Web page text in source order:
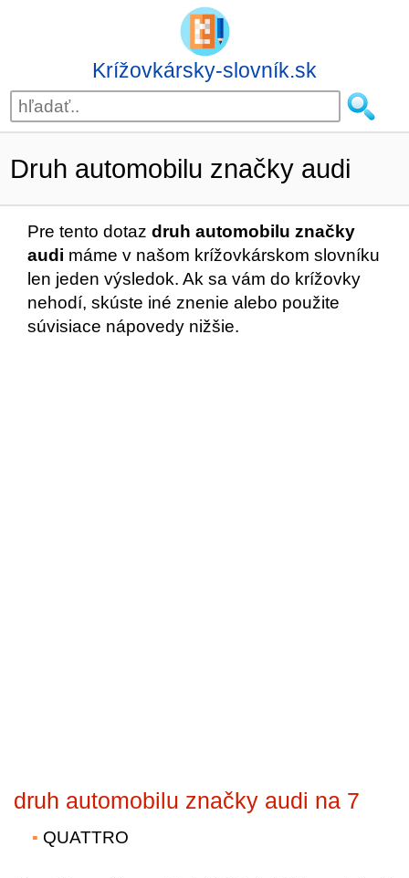
Krížovkársky-slovník.sk
Druh automobilu značky audi
Pre tento dotaz druh automobilu značky
audi máme v našom krížovkárskom slovníku
len jeden výsledok. Ak sa vám do krížovky
nehodí, skúste iné znenie alebo použite
súvisiace nápovedy nižšie.
druh automobilu značky audi na 7
QUATTRO